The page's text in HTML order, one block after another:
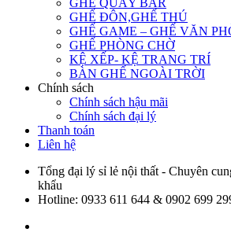
GHẾ QUẦY BAR
GHẾ ĐÔN,GHẾ THÚ
GHẾ GAME – GHẾ VĂN
GHẾ PHÒNG CHỜ
KỆ XẾP- KỆ TRANG TRÍ
BÀN GHẾ NGOÀI TRỜI
Chính sách
Chính sách hậu mãi
Chính sách đại lý
Thanh toán
Liên hệ
Tổng đại lý sỉ lẻ nội thất - Chuyên
khẩu
Hotline: 0933 611 644 & 0902 699